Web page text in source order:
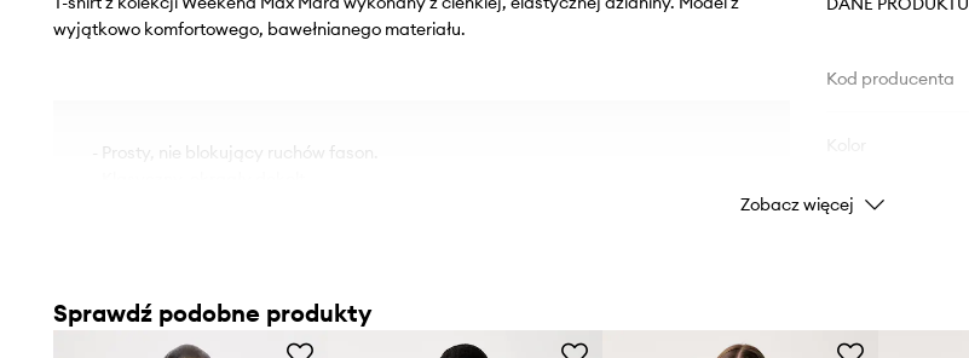
wyjątkowo komfortowego, bawełnianego materiału.
- Prosty, nie blokujący ruchów fason.
Kod producenta
Marka
Zobacz więcej
Sprawdź podobne produkty